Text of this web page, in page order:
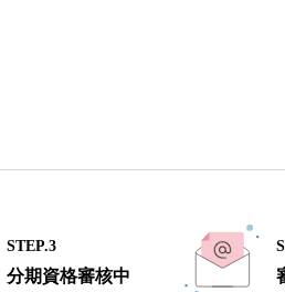
STEP.3
分期資格審核中